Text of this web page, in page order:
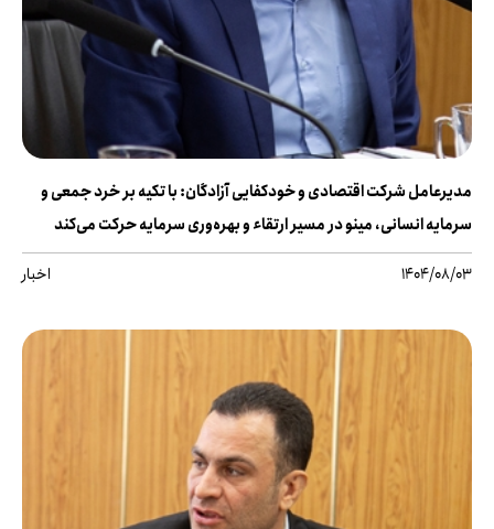
مدیرعامل شرکت اقتصادی و خودکفایی آزادگان: با تکیه بر خرد جمعی و
سرمایه انسانی، مینو در مسیر ارتقاء و بهره‌وری سرمایه حرکت می‌کند
1404/08/03 اخبار